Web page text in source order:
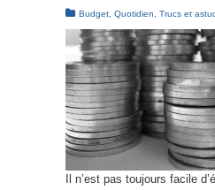
Budget Quotidien Trucs et
Il n’est pas toujours facile